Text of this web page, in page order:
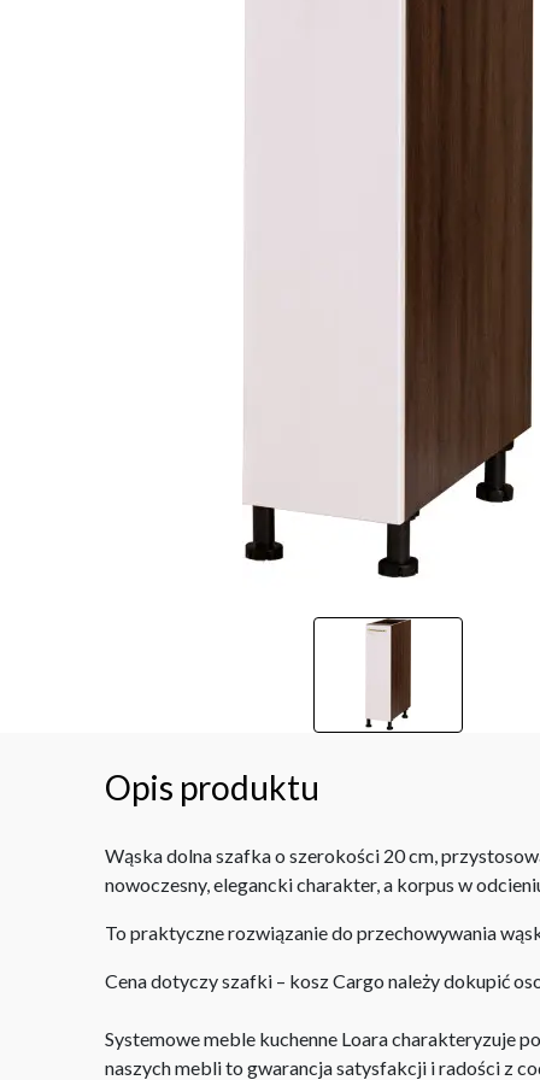
Opis produktu
Wąska dolna szafka o szerokości 20 cm,
nowoczesny, elegancki charakter, a korpus w
To praktyczne rozwiązanie do przechowywania
Cena dotyczy szafki – kosz Cargo należy dokupić
Systemowe meble kuchenne Loara charakteryzuje
naszych mebli to gwarancja satysfakcji i radości z